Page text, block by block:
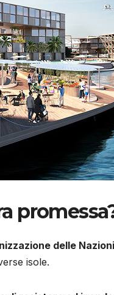
delle
isole.